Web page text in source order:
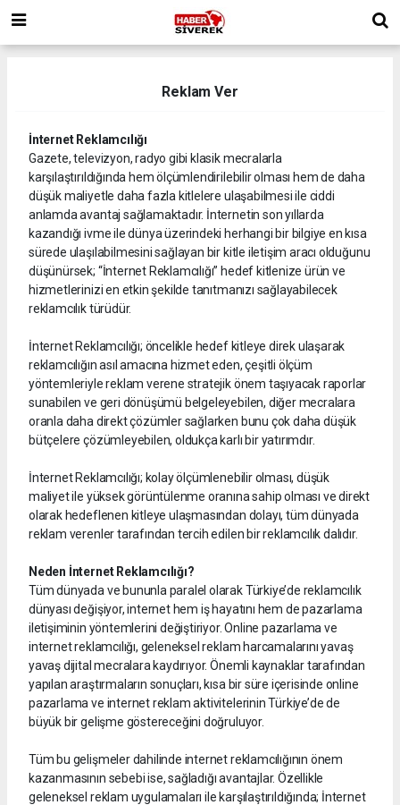
Reklam Ver
İnternet Reklamcılığı
Gazete, televizyon, radyo gibi klasik mecralarla
karşılaştırıldığında hem ölçümlendirilebilir olması hem de daha
düşük maliyetle daha fazla kitlelere ulaşabilmesi ile ciddi
anlamda avantaj sağlamaktadır. İnternetin son yıllarda
kazandığı ivme ile dünya üzerindeki herhangi bir bilgiye en kısa
sürede ulaşılabilmesini sağlayan bir kitle iletişim aracı olduğunu
düşünürsek; “İnternet Reklamcılığı” hedef kitlenize ürün ve
hizmetlerinizi en etkin şekilde tanıtmanızı sağlayabilecek
reklamcılık türüdür.
İnternet Reklamcılığı; öncelikle hedef kitleye direk ulaşarak
reklamcılığın asıl amacına hizmet eden, çeşitli ölçüm
yöntemleriyle reklam verene stratejik önem taşıyacak raporlar
sunabilen ve geri dönüşümü belgeleyebilen, diğer mecralara
oranla daha direkt çözümler sağlarken bunu çok daha düşük
bütçelere çözümleyebilen, oldukça karlı bir yatırımdır.
İnternet Reklamcılığı; kolay ölçümlenebilir olması, düşük
maliyet ile yüksek görüntülenme oranına sahip olması ve direkt
olarak hedeflenen kitleye ulaşmasından dolayı, tüm dünyada
reklam verenler tarafından tercih edilen bir reklamcılık dalıdır.
Neden İnternet Reklamcılığı?
Tüm dünyada ve bununla paralel olarak Türkiye’de reklamcılık
dünyası değişiyor, internet hem iş hayatını hem de pazarlama
iletişiminin yöntemlerini değiştiriyor. Online pazarlama ve
internet reklamcılığı, geleneksel reklam harcamalarını yavaş
yavaş dijital mecralara kaydırıyor. Önemli kaynaklar tarafından
yapılan araştırmaların sonuçları, kısa bir süre içerisinde online
pazarlama ve internet reklam aktivitelerinin Türkiye’de de
büyük bir gelişme göstereceğini doğruluyor.
Tüm bu gelişmeler dahilinde internet reklamcılığının önem
kazanmasının sebebi ise, sağladığı avantajlar. Özellikle
geleneksel reklam uygulamaları ile karşılaştırıldığında; İnternet